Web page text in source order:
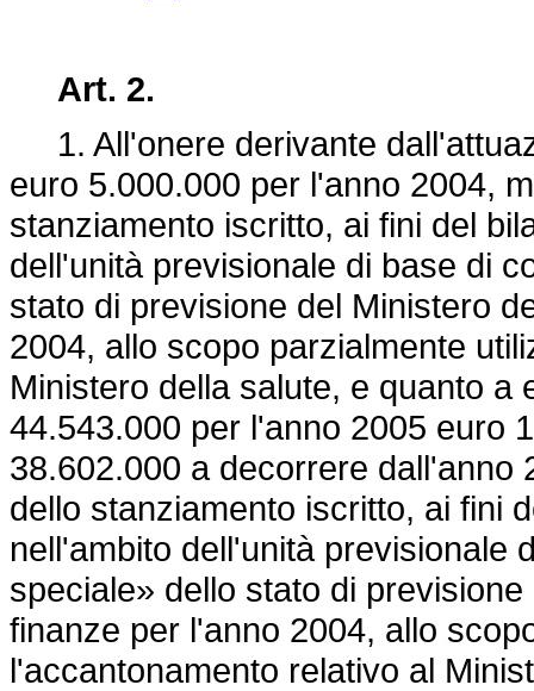
Art. 2.
1. All'onere derivante
euro 5.000.000 per l'anno 2004,
stanziamento iscritto, ai fini del
dell'unità previsionale di base di
stato di previsione del Ministero
2004, allo scopo parzialmente
Ministero della salute, e quanto
44.543.000 per l'anno 2005 euro
38.602.000 a decorrere dall'anno
dello stanziamento iscritto, ai fini
nell'ambito dell'unità previsionale
speciale» dello stato di
finanze per l'anno 2004, allo
l'accantonamento relativo al